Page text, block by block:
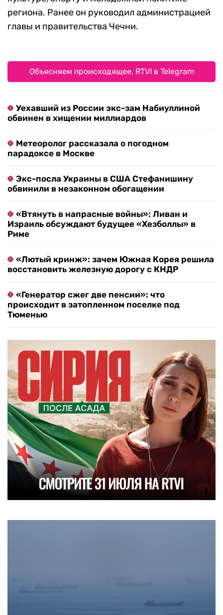
региона. Ранее он руководил администрацией
главы и правительства Чечни.
Объясняем происходящее. RTVI в Telegram
Уехавший из России экс-зам Набиуллиной
обвинен в хищении миллиардов
Метеоролог рассказала о погодном
парадоксе в Москве
Экс-посла Украины в США Стефанишину
обвинили в незаконном обогащении
«Втянуть в напрасные войны»: Ливан и
Израиль обсуждают будущее «Хезболлы» в
Риме
«Лютый кринж»: зачем Южная Корея решила
восстановить железную дорогу с КНДР
«Генератор сжег две пенсии»: что
происходит в затопленном поселке под
Тюменью